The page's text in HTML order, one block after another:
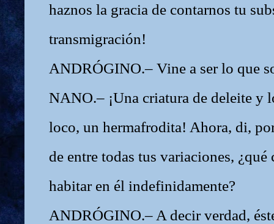
haznos la gracia de contarnos tu
transmigración!
ANDRÓGINO.– Vine a ser lo que
NANO.– ¡Una criatura de deleite y
loco, un hermafrodita! Ahora, di,
de entre todas tus variaciones,
habitar en él indefinidamente?
ANDRÓGINO.– A decir verdad,